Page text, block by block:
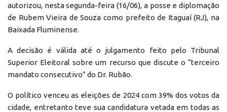
autorizou, nesta segunda-feira (16/06), a posse e diplomação
de Rubem Vieira de Souza como prefeito de Itaguaí (RJ), na
Baixada Fluminense.
A decisão é válida até o julgamento feito pelo Tribunal
Superior Eleitoral sobre um recurso que discute o “terceiro
mandato consecutivo” do Dr. Rubão.
O político venceu as eleições de 2024 com 39% dos votos da
cidade, entretanto teve sua candidatura vetada em todas as